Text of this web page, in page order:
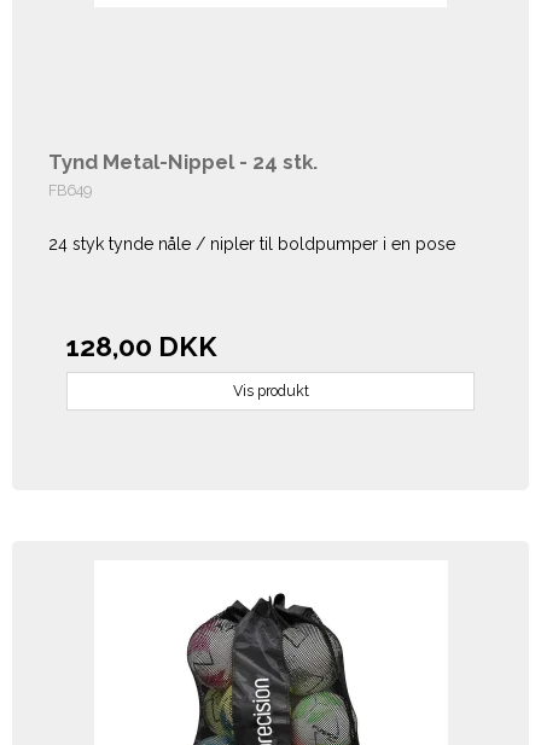
Tynd Metal-Nippel - 24 stk.
FB649
24 styk tynde nåle / nipler til boldpumper i en pose
128,00 DKK
Vis produkt